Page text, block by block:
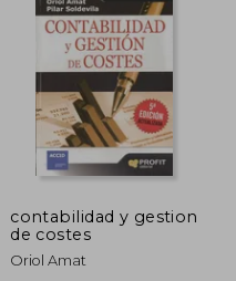
contabilidad y gestion
de costes
Oriol Amat